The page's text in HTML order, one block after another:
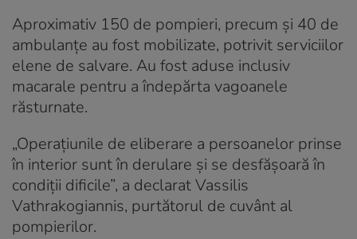
Aproximativ 150 de pompieri, precum şi 40 de
ambulanţe au fost mobilizate, potrivit serviciilor
elene de salvare. Au fost aduse inclusiv
macarale pentru a îndepărta vagoanele
răsturnate.
„Operaţiunile de eliberare a persoanelor prinse
în interior sunt în derulare şi se desfăşoară în
condiţii dificile”, a declarat Vassilis
Vathrakogiannis, purtătorul de cuvânt al
pompierilor.